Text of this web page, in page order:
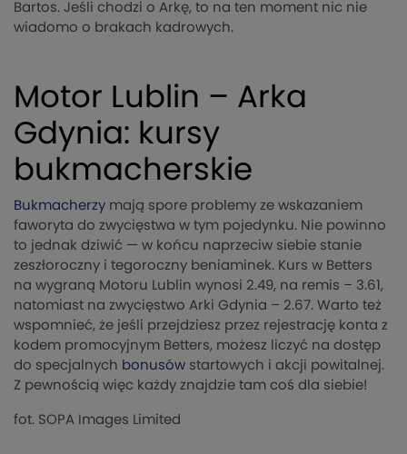
Bartos. Jeśli chodzi o Arkę, to na ten moment nic nie
wiadomo o brakach kadrowych.
Motor Lublin – Arka
Gdynia: kursy
bukmacherskie
Bukmacherzy mają spore problemy ze wskazaniem
faworyta do zwycięstwa w tym pojedynku. Nie powinno
to jednak dziwić — w końcu naprzeciw siebie stanie
zeszłoroczny i tegoroczny beniaminek. Kurs w Betters
na wygraną Motoru Lublin wynosi 2.49, na remis – 3.61,
natomiast na zwycięstwo Arki Gdynia – 2.67. Warto też
wspomnieć, że jeśli przejdziesz przez rejestrację konta z
kodem promocyjnym Betters, możesz liczyć na dostęp
do specjalnych bonusów startowych i akcji powitalnej.
Z pewnością więc każdy znajdzie tam coś dla siebie!
fot. SOPA Images Limited